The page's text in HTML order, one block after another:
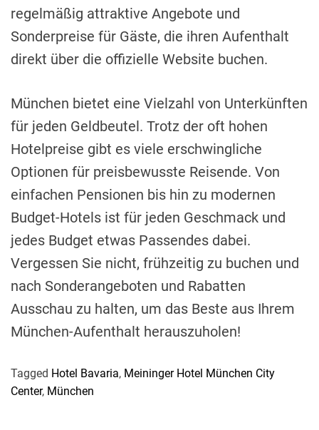
regelmäßig attraktive Angebote und
Sonderpreise für Gäste, die ihren Aufenthalt
direkt über die offizielle Website buchen.
München bietet eine Vielzahl von Unterkünften
für jeden Geldbeutel. Trotz der oft hohen
Hotelpreise gibt es viele erschwingliche
Optionen für preisbewusste Reisende. Von
einfachen Pensionen bis hin zu modernen
Budget-Hotels ist für jeden Geschmack und
jedes Budget etwas Passendes dabei.
Vergessen Sie nicht, frühzeitig zu buchen und
nach Sonderangeboten und Rabatten
Ausschau zu halten, um das Beste aus Ihrem
München-Aufenthalt herauszuholen!
Tagged Hotel Bavaria, Meininger Hotel München City
Center, München